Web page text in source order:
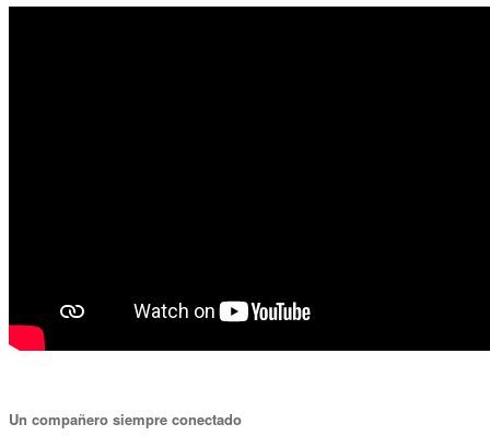
Un compañero siempre conectado